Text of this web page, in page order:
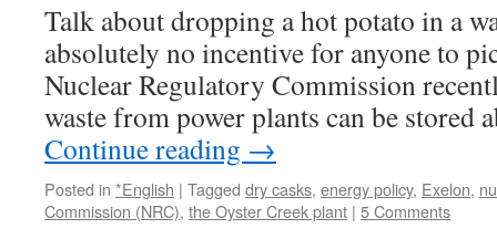
よ
る
亡
が
セ
シ
ウ
Talk about dropping a hot potato in a
absolutely no incentive for anyone to
Nuclear Regulatory Commission
waste from power plants can be
Continue reading →
Posted in *English | Tagged dry casks, energy policy, Exelon,
Commission (NRC), the Oyster Creek plant | 5 Comments